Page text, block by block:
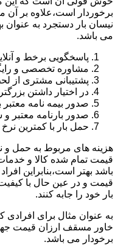
برخوردار است،علاوه بر آن
نیسان بار دستجرد به عنوان
می باشد.
پاسخگویی برخط و
مشاوره تخصصی و
پشتیبانی مشتری از
در اختیار داشتن
صدور بیمه نامه معتبر
صدور بارنامه معتبر
حمل بار با کمترین نرخ
هزینه های مربوط به حمل و
قیمت تمام شده کالا و
باشد بهتر است،بنابراین
قیمت و در عین حال با کیفیت
بار خود را جابه کنند.
به عنوان مثال برای افرادی
خاور مسقف ارزان قیمت جهت
برخودار می باشد.